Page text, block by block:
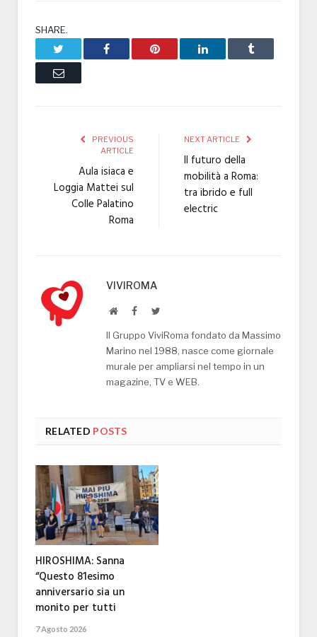
SHARE.
Facebook Pinterest LinkedIn Tumblr
Email
PREVIOUS
ARTICLE
Aula isiaca e
Loggia Mattei sul
Colle Palatino
Roma
NEXT ARTICLE
Il futuro della
mobilità a Roma:
tra ibrido e full
electric
VIVIROMA
WebsiteFacebookTwitter
Il Gruppo ViviRoma fondato da Massimo
Marino nel 1988, nasce come giornale
murale per ampliarsi nel tempo in un
magazine, TV e WEB.
RELATED POSTS
HIROSHIMA: Sanna
“Questo 81esimo
anniversario sia un
monito per tutti
7 Agosto 2026